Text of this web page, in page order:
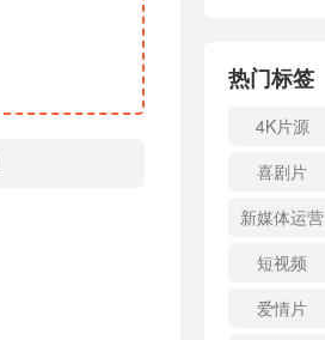
热门标签
4K片源
喜剧片
新媒体运营
短视频
爱情片